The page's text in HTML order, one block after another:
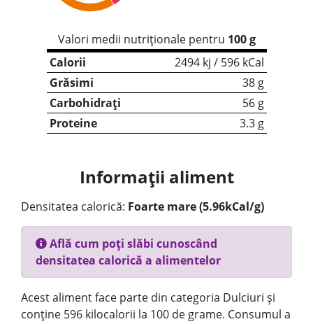
Valori medii nutriționale pentru 100 g
Calorii
2494 kj / 596 kCal
Grăsimi
38 g
Carbohidrați
56 g
Proteine
3.3 g
Informații aliment
Densitatea calorică: Foarte mare (5.96kCal/g)
Află cum poți slăbi cunoscând
densitatea calorică a alimentelor
Acest aliment face parte din categoria Dulciuri și
conține 596 kilocalorii la 100 de grame. Consumul a